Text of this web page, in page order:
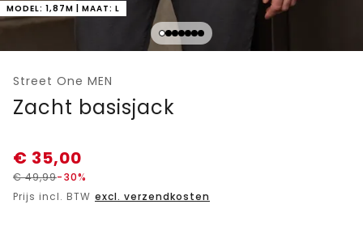
MODEL: 1,87M | MAAT: L
Street One MEN
Zacht basisjack
€ 35,00
€49,99-30%
Prijs incl. BTW excl. verzendkosten